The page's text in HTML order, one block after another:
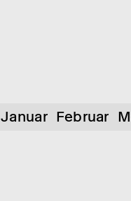
Januar Februar